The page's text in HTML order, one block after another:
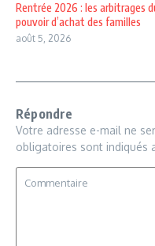
Rentrée 2026 : les arbitrages
pouvoir d’achat des familles
août 5, 2026
Répondre
Votre adresse e-mail ne
obligatoires sont indiqués